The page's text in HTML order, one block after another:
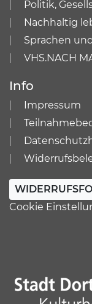
Politik,
Nachhaltig
Sprachen
VHS.NACH
Info
Impressum
Cookie